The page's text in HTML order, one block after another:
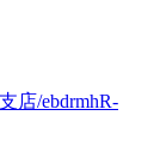
店/ebdrmhR-